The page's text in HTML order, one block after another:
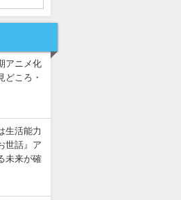
アニメ化
どころ・
生活能力
世話』ア
未来が確